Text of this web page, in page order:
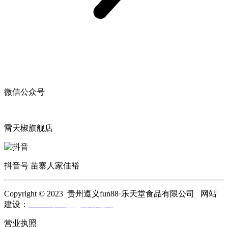
微信公众号
雷天椒旗舰店
抖音号 苗寨人家佳裕
Copyright © 2023 贵州遵义fun88·乐天堂食品有限公司 网站
建设：
营业执照